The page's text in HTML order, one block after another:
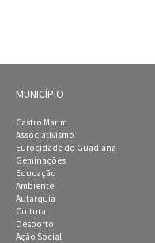
MUNICÍPIO
Castro Marim
Associativismo
Eurocidade do Guadiana
Geminações
Educação
Ambiente
Autarquia
Cultura
Desporto
Ação Social